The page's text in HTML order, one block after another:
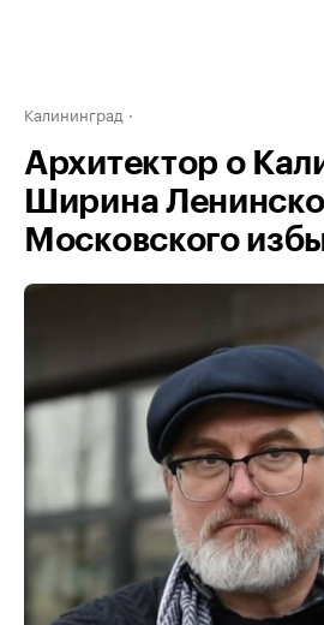
Калининград
Архитектор о
Ширина
Московского